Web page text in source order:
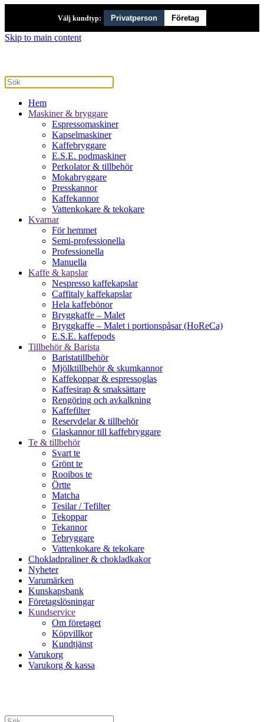
Välj kundtyp: Privatperson Företag
Skip to main content
Hem
Maskiner & bryggare
Espressomaskiner
Kapselmaskiner
Kaffebryggare
E.S.E. podmaskiner
Perkolator & tillbehör
Mokabryggare
Presskannor
Kaffekannor
Vattenkokare & tekokare
Kvarnar
För hemmet
Semi-professionella
Professionella
Manuella
Kaffe & kapslar
Nespresso kaffekapslar
Caffitaly kaffekapslar
Hela kaffebönor
Bryggkaffe – Malet
Bryggkaffe – Malet i portionspåsar (HoReCa)
E.S.E. kaffepods
Tillbehör & Barista
Baristatillbehör
Mjölktillbehör & skumkannor
Kaffekoppar & espressoglas
Kaffesirap & smaksättare
Rengöring och avkalkning
Kaffefilter
Reservdelar & tillbehör
Glaskannor till kaffebryggare
Te & tillbehör
Svart te
Grönt te
Rooibos te
Örtte
Matcha
Tesilar / Tefilter
Tekoppar
Tekannor
Tebryggare
Vattenkokare & tekokare
Chokladpraliner & chokladkakor
Nyheter
Varumärken
Kunskapsbank
Företagslösningar
Kundservice
Om företaget
Köpvillkor
Kundtjänst
Varukorg
Varukorg & kassa